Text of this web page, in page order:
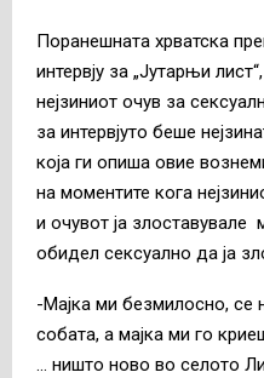
Поранешната хрватска
интервју за „Јутарњи
нејзиниот очув за
за интервјуто беше
која ги опиша овие
на моментите кога
и очувот ја злоставувале
обидел сексуално да ја
-Мајка ми безмилосно, се
собата, а мајка ми го
… ништо ново во селото